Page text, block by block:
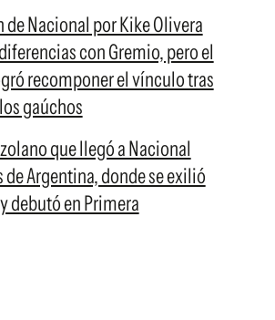
de Nacional por Kike Olivera
con Gremio, pero el
recomponer el vínculo tras
gaúchos
que llegó a Nacional
Argentina, donde se exilió
debutó en Primera